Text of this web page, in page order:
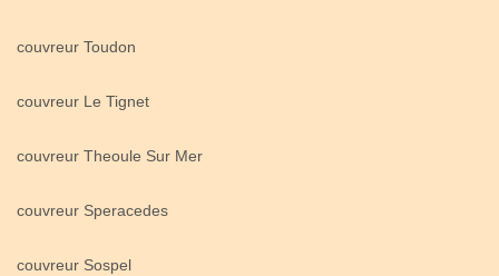
couvreur Toudon
couvreur Le Tignet
couvreur Theoule Sur Mer
couvreur Speracedes
couvreur Sospel